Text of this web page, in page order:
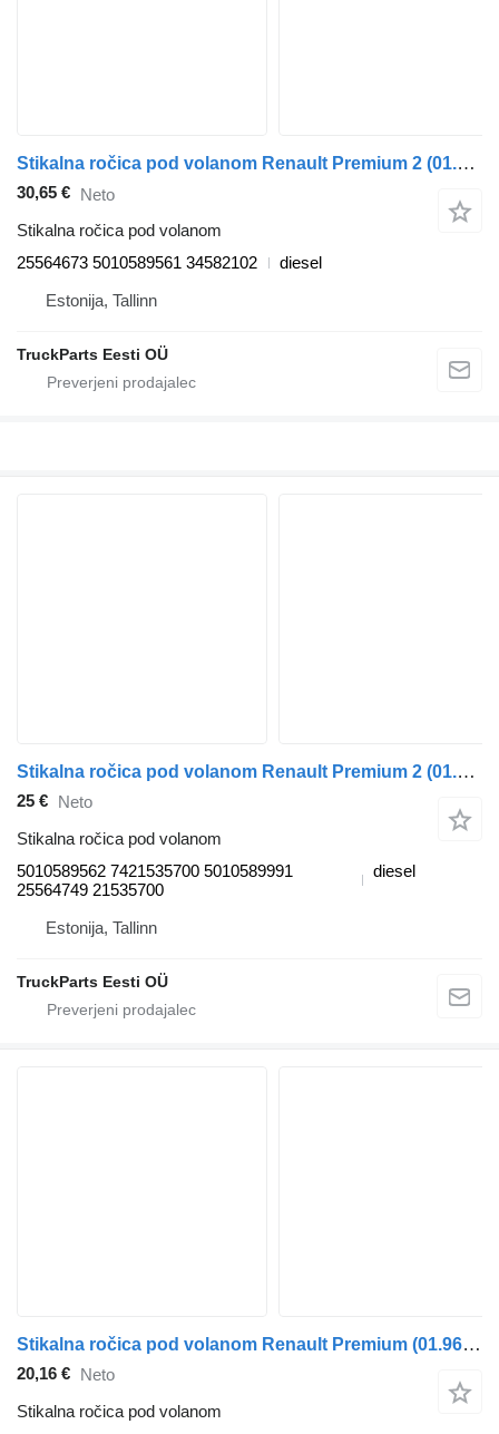
Stikalna ročica pod volanom Renault Premium 2 (01.05-) 25564673 za vlačilec Renault Premium, Premium 2 (1996-2014)
30,65 € Neto
Stikalna ročica pod volanom
25564673 5010589561 34582102
diesel
Estonija, Tallinn
TruckParts Eesti OÜ
Stikalna ročica pod volanom Renault Premium 2 (01.05-) 5010589562 za vlačilec Renault Premium, Premium 2 (1996-2014)
25 € Neto
Stikalna ročica pod volanom
5010589562 7421535700 5010589991
25564749 21535700
diesel
Estonija, Tallinn
TruckParts Eesti OÜ
Stikalna ročica pod volanom Renault Premium (01.96-) 645159 za vlačilec Renault Premium, Premium 2 (1996-2014)
20,16 € Neto
Stikalna ročica pod volanom